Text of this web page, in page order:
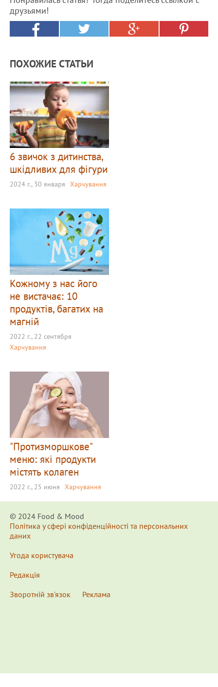
друзьями!
ПОХОЖИЕ СТАТЬИ
6 звичок з дитинства,
шкідливих для фігури
2024 г., 30 января Харчування
Кожному з нас його
не вистачає: 10
продуктів, багатих на
магній
2022 г., 22 сентября
Харчування
"Протизморшкове"
меню: які продукти
містять колаген
2022 г., 25 июня Харчування
© 2024 Food & Мood
Політика у сфері конфіденційності та персональних
даних
Угода користувача
Редакція
Зворотній зв'язок
Реклама